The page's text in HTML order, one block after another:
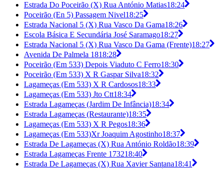
Estrada Do Poceirão (X) Rua António Matias18:24
Poceirão (En 5) Passagem Nivel18:25
Estrada Nacional 5 (X) Rua Vasco Da Gama18:26
Escola Básica E Secundária José Saramago18:27
Estrada Nacional 5 (X) Rua Vasco Da Gama (Frente)18:27
Avenida De Palmela 1818:28
Poceirão (Em 533) Depois Viaduto C Ferro18:30
Poceirão (Em 533) X R Gaspar Silva18:32
Lagameças (Em 533) X R Cardosos18:33
Lagameças (Em 533) Jto Ctt18:34
Estrada Lagameças (Jardim De Infância)18:34
Estrada Lagameças (Restaurante)18:35
Lagameças (Em 533) X R Pegos18:36
Lagameças (Em 533)Xr Joaquim Agostinho18:37
Estrada De Lagameças (X) Rua António Roldão18:39
Estrada Lagameças Frente 173218:40
Estrada De Lagameças (X) Rua Xavier Santana18:41